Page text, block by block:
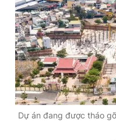
Dự án đang được tháo